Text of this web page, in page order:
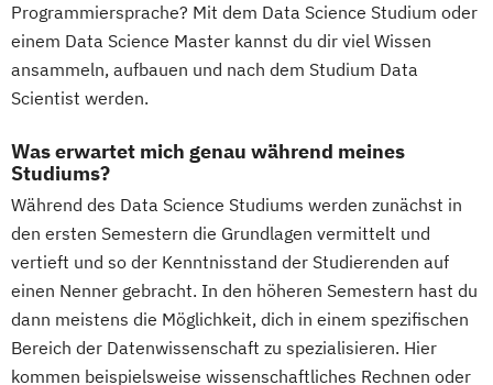
Programmiersprache? Mit dem Data Science Studium oder
einem Data Science Master kannst du dir viel Wissen
ansammeln, aufbauen und nach dem Studium Data
Scientist werden.
Was erwartet mich genau während meines
Studiums?
Während des Data Science Studiums werden zunächst in
den ersten Semestern die Grundlagen vermittelt und
vertieft und so der Kenntnisstand der Studierenden auf
einen Nenner gebracht. In den höheren Semestern hast du
dann meistens die Möglichkeit, dich in einem spezifischen
Bereich der Datenwissenschaft zu spezialisieren. Hier
kommen beispielsweise wissenschaftliches Rechnen oder